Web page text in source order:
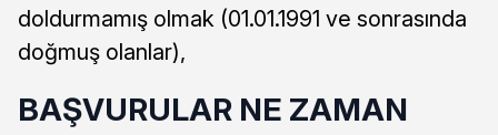
doldurmamış olmak (01.01.1991 ve sonrasında
doğmuş olanlar),
BAŞVURULAR NE ZAMAN